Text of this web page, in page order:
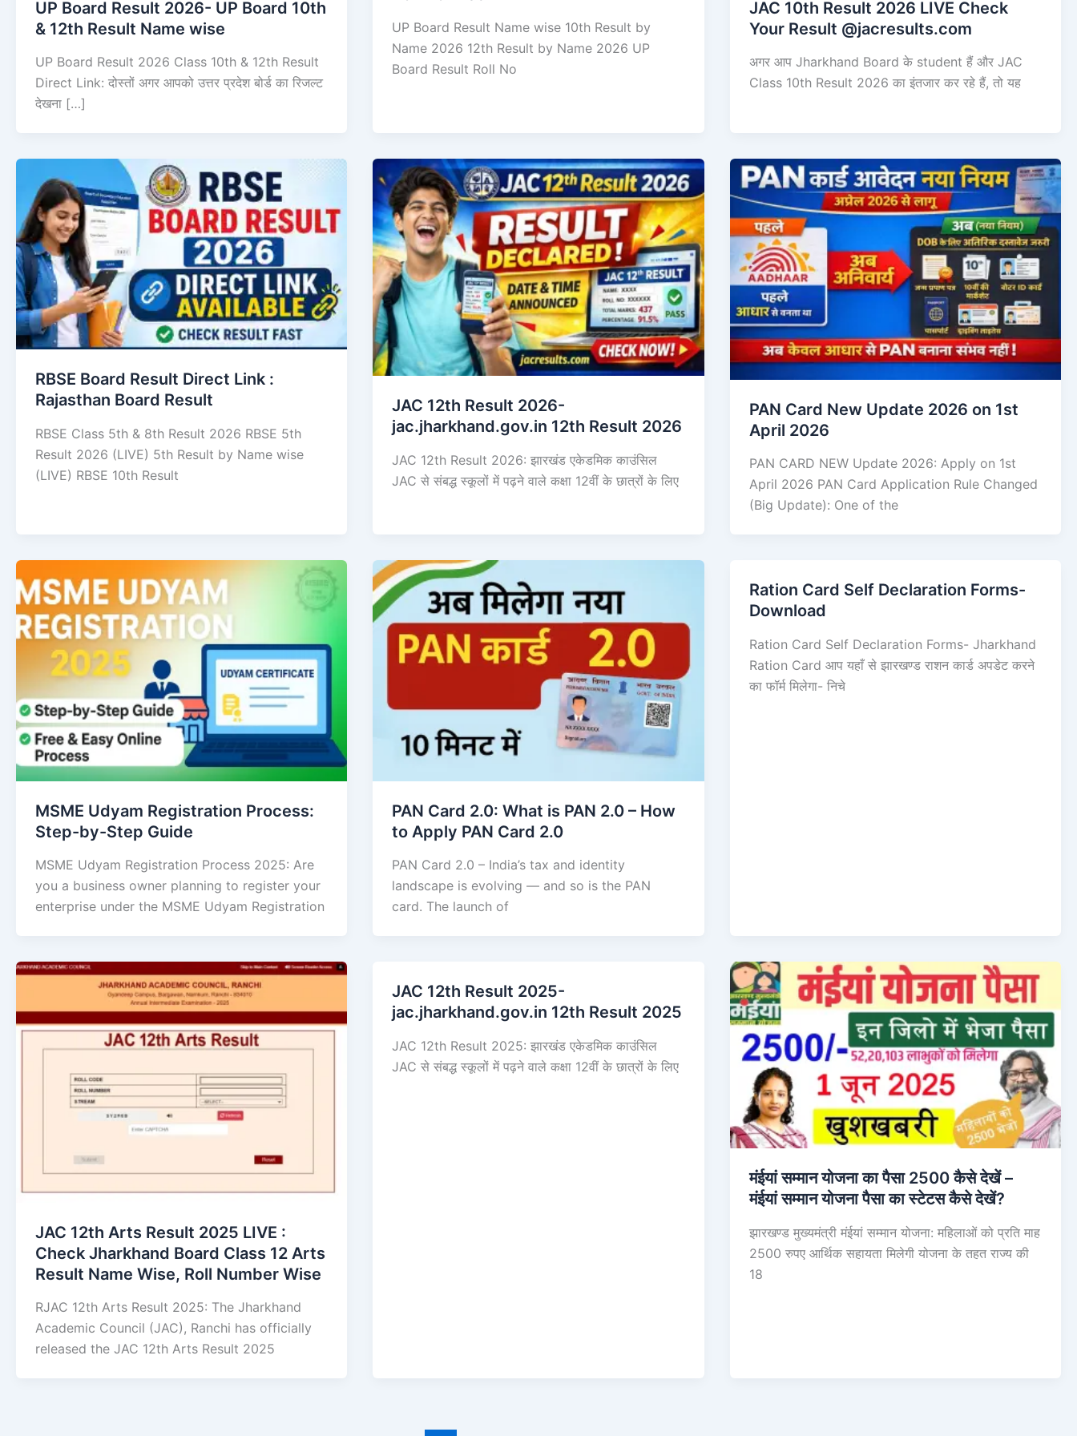
UP Board Result 2026- UP Board 10th
& 12th Result Name wise
UP Board Result 2026 Class 10th & 12th Result
Direct Link: दोस्तों अगर आपको उत्तर प्रदेश बोर्ड का रिजल्ट
देखना […]
UP Board Result Name wise 10th Result by
Name 2026 12th Result by Name 2026 UP
Board Result Roll No
JAC 10th Result 2026 LIVE Check
Your Result @jacresults.com
अगर आप Jharkhand Board के student हैं और JAC
Class 10th Result 2026 का इंतजार कर रहे हैं, तो यह
RBSE Board Result Direct Link : ​
Rajasthan Board Result
RBSE Class 5th & 8th Result 2026 RBSE 5th
Result 2026 (LIVE) 5th Result by Name wise
(LIVE) RBSE 10th Result
JAC 12th Result 2026-
jac.jharkhand.gov.in 12th Result 2026
JAC 12th Result 2026: झारखंड एकेडमिक काउंसिल
JAC से संबद्ध स्कूलों में पढ़ने वाले कक्षा 12वीं के छात्रों के लिए
PAN Card New Update 2026 on 1st
April 2026
PAN CARD NEW Update 2026: Apply on 1st
April 2026 PAN Card Application Rule Changed
(Big Update): One of the
MSME Udyam Registration Process:
Step-by-Step Guide
MSME Udyam Registration Process 2025: Are
you a business owner planning to register your
enterprise under the MSME Udyam Registration
PAN Card 2.0: What is PAN 2.0 – How
to Apply PAN Card 2.0
PAN Card 2.0 – India’s tax and identity
landscape is evolving — and so is the PAN
card. The launch of
Ration Card Self Declaration Forms-
Download
Ration Card Self Declaration Forms- Jharkhand
Ration Card आप यहाँ से झारखण्ड राशन कार्ड अपडेट करने
का फॉर्म मिलेगा- निचे
JAC 12th Arts Result 2025 LIVE :
Check Jharkhand Board Class 12 Arts
Result Name Wise, Roll Number Wise
RJAC 12th Arts Result 2025: The Jharkhand
Academic Council (JAC), Ranchi has officially
released the JAC 12th Arts Result 2025
JAC 12th Result 2025-
jac.jharkhand.gov.in 12th Result 2025
JAC 12th Result 2025: झारखंड एकेडमिक काउंसिल
JAC से संबद्ध स्कूलों में पढ़ने वाले कक्षा 12वीं के छात्रों के लिए
मंईयां सम्मान योजना का पैसा 2500 कैसे देखें –
मंईयां सम्मान योजना पैसा का स्टेटस कैसे देखें?
झारखण्ड मुख्यमंत्री मंईयां सम्मान योजना: महिलाओं को प्रति माह
2500 रुपए आर्थिक सहायता मिलेगी योजना के तहत राज्य की
18